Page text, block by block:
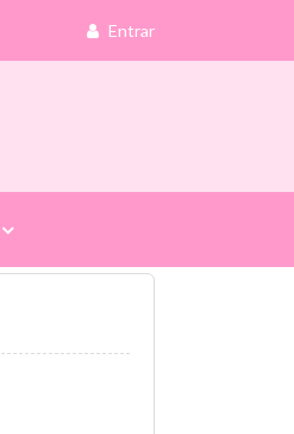
Entrar